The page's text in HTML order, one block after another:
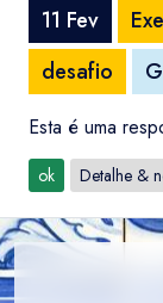
11 Fev
desafio
Esta é uma
ok Detalhe &